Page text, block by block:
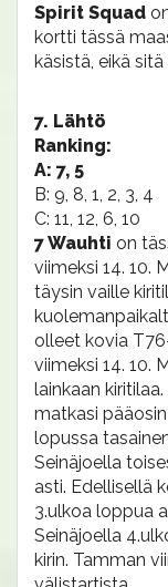
Spirit Squad
kortti tässä
käsistä, eikä
7. Lähtö
Ranking:
A: 7, 5
B: 9, 8, 1, 2, 3, 4
C: 11, 12, 6, 10
7 Wauhti on
viimeksi 14. 10.
täysin vaille
olleet kovia
viimeksi 14. 10.
lainkaan
matkasi
lopussa
Seinäjoella
asti. Edellisellä
3.ulkoa loppua
Seinäjoella
kirin. Tamman